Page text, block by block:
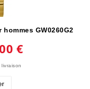
GW0260G2
€
livraison